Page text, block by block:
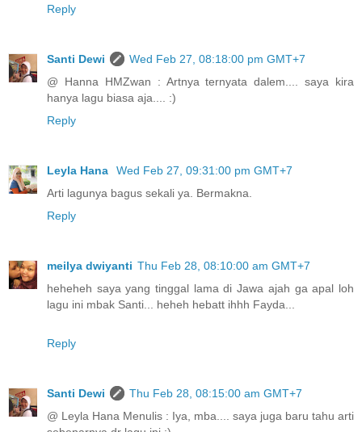
Reply
Santi Dewi
Wed Feb 27, 08:18:00 pm GMT+7
@ Hanna HMZwan : Artnya ternyata dalem.... saya kira
hanya lagu biasa aja.... :)
Reply
Leyla Hana
Wed Feb 27, 09:31:00 pm GMT+7
Arti lagunya bagus sekali ya. Bermakna.
Reply
meilya dwiyanti Thu Feb 28, 08:10:00 am GMT+7
heheheh saya yang tinggal lama di Jawa ajah ga apal loh
lagu ini mbak Santi... heheh hebatt ihhh Fayda...
Reply
Santi Dewi
Thu Feb 28, 08:15:00 am GMT+7
@ Leyla Hana Menulis : Iya, mba.... saya juga baru tahu arti